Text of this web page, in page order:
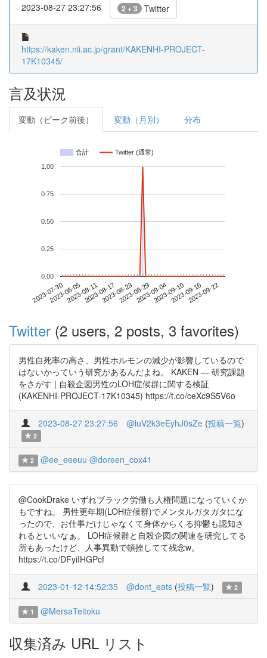
2023-08-27 23:27:56 2 + 3 Twitter
https://kaken.nii.ac.jp/grant/KAKENHI-PROJECT-
17K10345/
言及状況
変動（ピーク前後） 変動（月別） 分布
合計 Twitter (通常)
2023-07-302023-08-052023-08-112023-08-172023-08-232023-08-292023-09-042023-09-102023-09-162023-09-22
0.00
0.25
0.50
0.75
1.00
Twitter (2 users, 2 posts, 3 favorites)
男性自死率の高さ、男性ホルモンの減少が影響しているので
はないかっていう研究があるんだよね。 KAKEN — 研究課題
をさがす | 自殺企図男性のLOH症候群に関する検証
(KAKENHI-PROJECT-17K10345) https://t.co/ceXc9S5V6o
2023-08-27 23:27:56 @luV2k3eEyhJ0sZe (投稿一覧)
2
2 @ee_eeeuu @doreen_cox41
@CookDrake いずれブラック労働も人権問題になっていくか
もですね。 男性更年期(LOH症候群)でメンタルガタガタにな
ったので、お仕事だけじゃなくて身体からくる抑鬱も認知さ
れるといいなぁ。 LOH症候群と自殺企図の関連を研究してる
所もあったけど、人事異動で頓挫してて残念w。
https://t.co/DFyiIHGPcf
2023-01-12 14:52:35 @dont_eats (投稿一覧) 2
1 @MersaTeitoku
収集済み URL リスト